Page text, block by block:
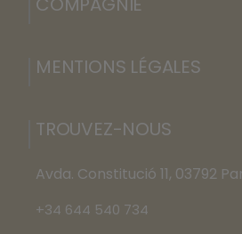
MENTIONS LÉGALES
TROUVEZ-NOUS
Avda. Constitució 11, 03792
+34 644 540 734